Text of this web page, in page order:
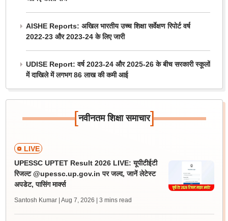
AISHE Reports: अखिल भारतीय उच्च शिक्षा सर्वेक्षण रिपोर्ट वर्ष
2022-23 और 2023-24 के लिए जारी
UDISE Report: वर्ष 2023-24 और 2025-26 के बीच सरकारी स्कूलों
में दाखिले में लगभग 86 लाख की कमी आई
[नवीनतम शिक्षा समाचार]
LIVE
UPESSC UPTET Result 2026 LIVE: यूपीटीईटी
रिजल्ट @upessc.up.gov.in पर जल्द, जानें लेटेस्ट
अपडेट, पासिंग मार्क्स
Santosh Kumar | Aug 7, 2026 | 3 mins read